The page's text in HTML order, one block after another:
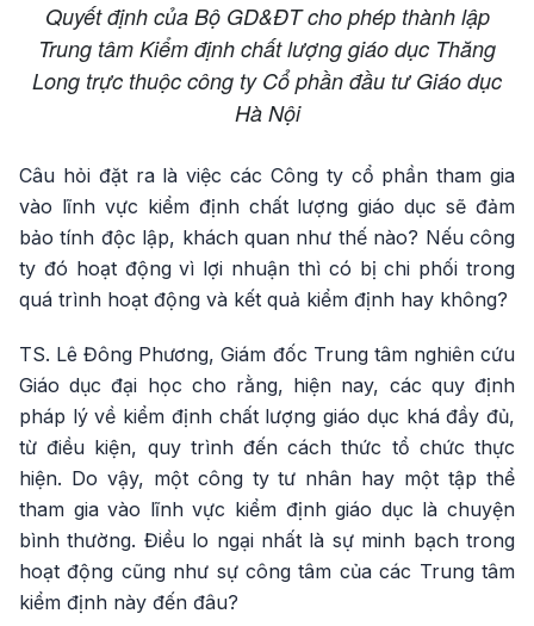
Quyết định của Bộ GD&ĐT cho phép thành lập
Trung tâm Kiểm định chất lượng giáo dục Thăng
Long trực thuộc công ty Cổ phần đầu tư Giáo dục
Hà Nội
Câu hỏi đặt ra là việc các Công ty cổ phần tham gia
vào lĩnh vực kiểm định chất lượng giáo dục sẽ đảm
bảo tính độc lập, khách quan như thế nào? Nếu công
ty đó hoạt động vì lợi nhuận thì có bị chi phối trong
quá trình hoạt động và kết quả kiểm định hay không?
TS. Lê Đông Phương, Giám đốc Trung tâm nghiên cứu
Giáo dục đại học cho rằng, hiện nay, các quy định
pháp lý về kiểm định chất lượng giáo dục khá đầy đủ,
từ điều kiện, quy trình đến cách thức tổ chức thực
hiện. Do vậy, một công ty tư nhân hay một tập thể
tham gia vào lĩnh vực kiểm định giáo dục là chuyện
bình thường. Điều lo ngại nhất là sự minh bạch trong
hoạt động cũng như sự công tâm của các Trung tâm
kiểm định này đến đâu?